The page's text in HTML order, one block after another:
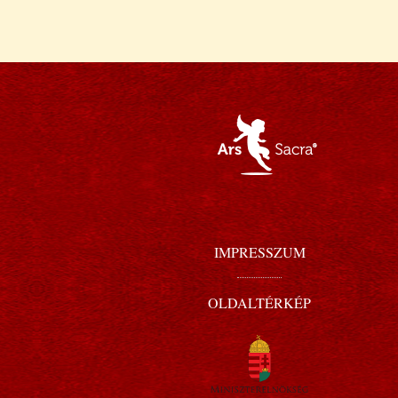
IMPRESSZUM
OLDALTÉRKÉP